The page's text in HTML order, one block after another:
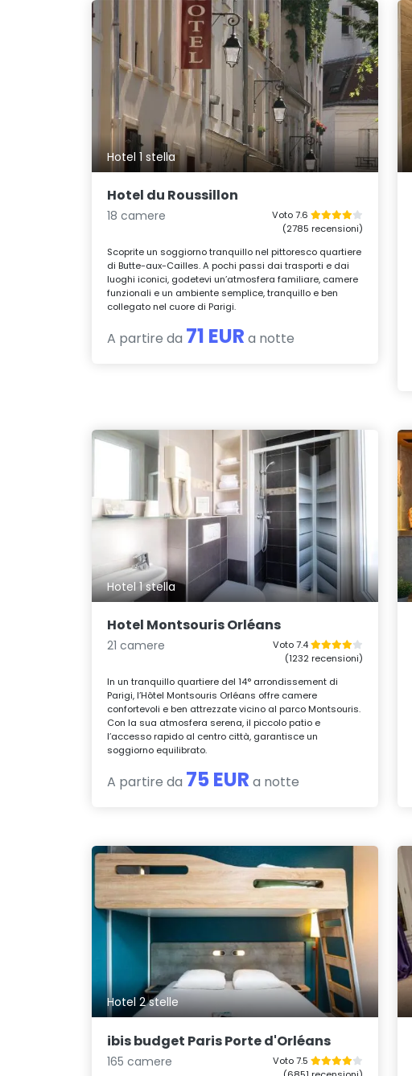
Hotel 1 stella
Hotel du Roussillon
18 camere
Voto 7.6
(2785 recensioni)
Scoprite un soggiorno tranquillo nel pittoresco quartiere
di Butte-aux-Cailles. A pochi passi dai trasporti e dai
luoghi iconici, godetevi un’atmosfera familiare, camere
funzionali e un ambiente semplice, tranquillo e ben
collegato nel cuore di Parigi.
A partire da 71 EUR a notte
Hotel 1 stella
Hotel Montsouris Orléans
21 camere
Voto 7.4
(1232 recensioni)
In un tranquillo quartiere del 14° arrondissement di
Parigi, l’Hôtel Montsouris Orléans offre camere
confortevoli e ben attrezzate vicino al parco Montsouris.
Con la sua atmosfera serena, il piccolo patio e
l’accesso rapido al centro città, garantisce un
soggiorno equilibrato.
A partire da 75 EUR a notte
Hotel 2 stelle
ibis budget Paris Porte d'Orléans
165 camere
Voto 7.5